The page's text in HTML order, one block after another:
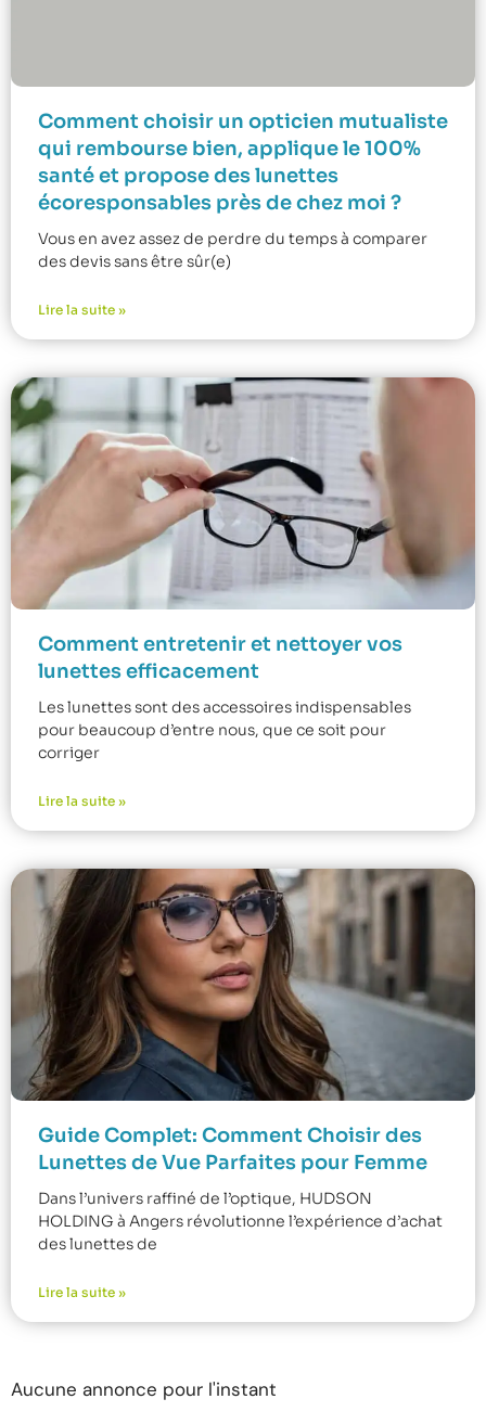
Comment choisir un opticien mutualiste
qui rembourse bien, applique le 100%
santé et propose des lunettes
écoresponsables près de chez moi ?
Vous en avez assez de perdre du temps à comparer
des devis sans être sûr(e)
Lire la suite »
Comment entretenir et nettoyer vos
lunettes efficacement
Les lunettes sont des accessoires indispensables
pour beaucoup d’entre nous, que ce soit pour
corriger
Lire la suite »
Guide Complet: Comment Choisir des
Lunettes de Vue Parfaites pour Femme
Dans l’univers raffiné de l’optique, HUDSON
HOLDING à Angers révolutionne l’expérience d’achat
des lunettes de
Lire la suite »
Aucune annonce pour l'instant